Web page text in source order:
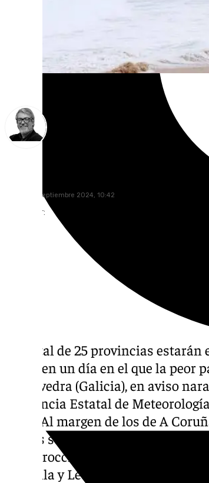
jueves, 26 septiembre 2024, 10:42
Compartir:
Un total de 25 provincias
y olas en un día en el que la
Pontevedra (Galicia), en aviso
la Agencia Estatal de
Aitor. Al margen de los de A
lluvias se registrarán en
y la suroccidental asturiana
(Castilla y León); A Coruña,